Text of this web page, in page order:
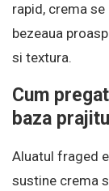
rapid, crema
bezeaua
si textura.
Cum
baza
Aluatul fraged
sustine crema